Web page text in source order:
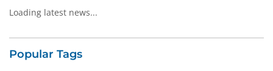
Loading latest news...
Popular Tags